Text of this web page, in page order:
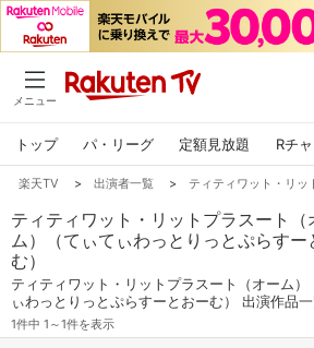
メニュー
トップ パ・リーグ 定額見放題 Rチ
楽天TV > 出演者一覧 > ティティワット・リ
ティティワット・リットプラスート（
ム）（てぃてぃわっとりっとぷらすー
む）
ティティワット・リットプラスート（オーム）
ぃわっとりっとぷらすーとおーむ） 出演作品
1件中 1～1件を表示